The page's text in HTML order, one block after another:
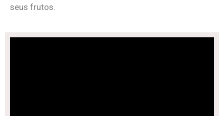
seus frutos.